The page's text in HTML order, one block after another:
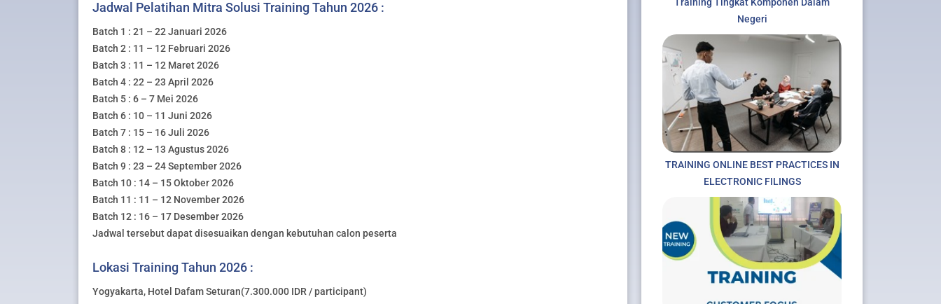
Jadwal Pelatihan Mitra Solusi Training Tahun 2026 :
Batch 1 : 21 – 22 Januari 2026
Batch 2 : 11 – 12 Februari 2026
Batch 3 : 11 – 12 Maret 2026
Batch 4 : 22 – 23 April 2026
Batch 5 : 6 – 7 Mei 2026
Batch 6 : 10 – 11 Juni 2026
Batch 7 : 15 – 16 Juli 2026
Batch 8 : 12 – 13 Agustus 2026
Batch 9 : 23 – 24 September 2026
Batch 10 : 14 – 15 Oktober 2026
Batch 11 : 11 – 12 November 2026
Batch 12 : 16 – 17 Desember 2026
Jadwal tersebut dapat disesuaikan dengan kebutuhan calon peserta
Lokasi Training Tahun 2026 :
Yogyakarta, Hotel Dafam Seturan(7.300.000 IDR / participant)
Negeri
TRAINING ONLINE BEST PRACTICES IN
ELECTRONIC FILINGS